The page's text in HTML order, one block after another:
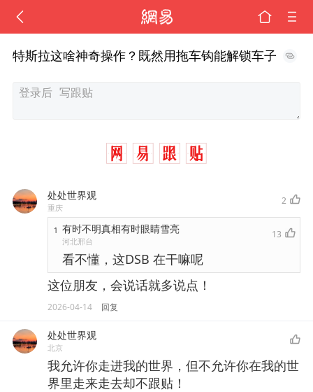
特斯拉这啥神奇操作？既然用拖车钩能解锁车子
处处世界观
重庆
2
1 有时不明真相有时眼睛雪亮
河北邢台
13
看不懂，这DSB 在干嘛呢
这位朋友，会说话就多说点！
2026-04-14 回复
处处世界观
北京
我允许你走进我的世界，但不允许你在我的世
界里走来走去却不跟贴！